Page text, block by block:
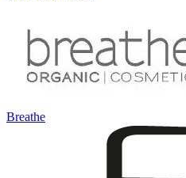
Breathe